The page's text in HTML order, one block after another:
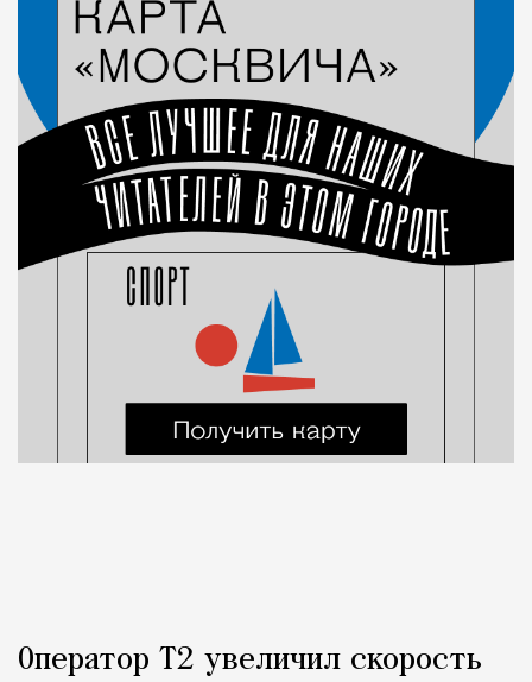
Оператор Т2 увеличил скорость